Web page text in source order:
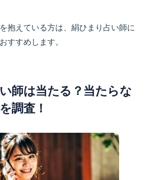
抱えている方は、絹ひまり占い師に
すすめします。
師は当たる？当たらな
調査！